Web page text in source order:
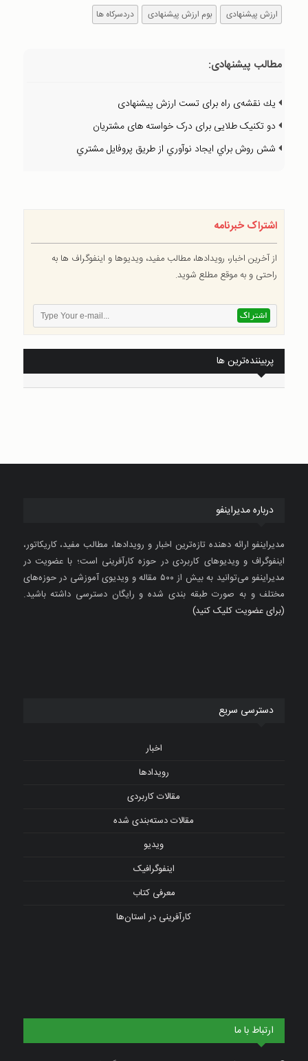
ارزش پیشنهادی بوم ارزش پیشنهادی دردسرکاه ها
مطالب پیشنهادی:
يك نقشه‌ی راه برای تست ارزش پيشنهادی
دو تکنیک طلایی برای درک خواسته های مشتریان
شش روش براي ايجاد نوآوري از طريق پروفايل مشتري
اشتراک خبرنامه
از آخرین اخبار، رویدادها، مطالب مفید، ویدیوها و اینفوگراف ها به
راحتی و به موقع مطلع شوید.
پربیننده‌ترین ها
درباره مدیراینفو
مدیراینفو ارائه دهنده تازه‌ترین اخبار و رویدادها، مطالب مفید، کاریکاتور،
اینفوگراف و ویدیوهای کاربردی در حوزه کارآفرینی است؛ با عضویت در
مدیراینفو می‌توانید به بیش از ۵۰۰ مقاله و ویدیوی آموزشی در حوزه‌های
مختلف و به صورت طبقه بندی شده و رایگان دسترسی داشته باشید.
(برای عضویت کلیک کنید)
دسترسی سریع
اخبار
رویدادها
مقالات کاربردی
مقالات دسته‌بندی شده
ویدیو
اینفوگرافیک
معرفی کتاب
کارآفرینی در استان‌ها
ارتباط با ما